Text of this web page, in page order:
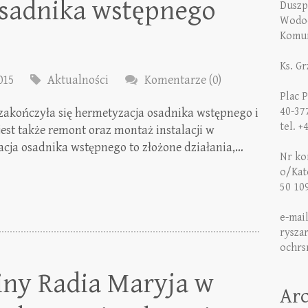
wstępnego
Aktualności Komentarze (0)
się hermetyzacja osadnika wstępnego i
także remont oraz montaż instalacji w
osadnika wstępnego to złożone działania,…
Radia Maryja w
Ks.
Plac
40-
tel.
Nr
o/
50
e-